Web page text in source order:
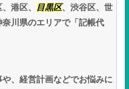
港区、
目黒区、渋谷区、世
川県のエリアで「記帳代
、経営計画などでお悩みに